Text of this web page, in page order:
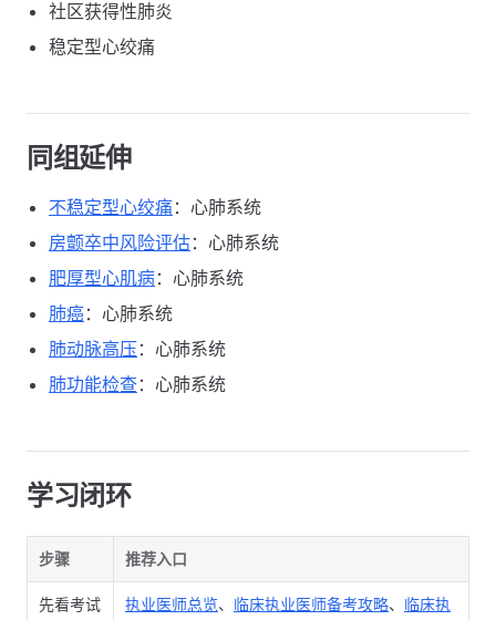
社区获得性肺炎
稳定型心绞痛
同组延伸
不稳定型心绞痛：心肺系统
房颤卒中风险评估：心肺系统
肥厚型心肌病：心肺系统
肺癌：心肺系统
肺动脉高压：心肺系统
肺功能检查：心肺系统
学习闭环
步骤 推荐入口
先看考试
执业医师总览、 临床执业医师备考攻略、 临床执